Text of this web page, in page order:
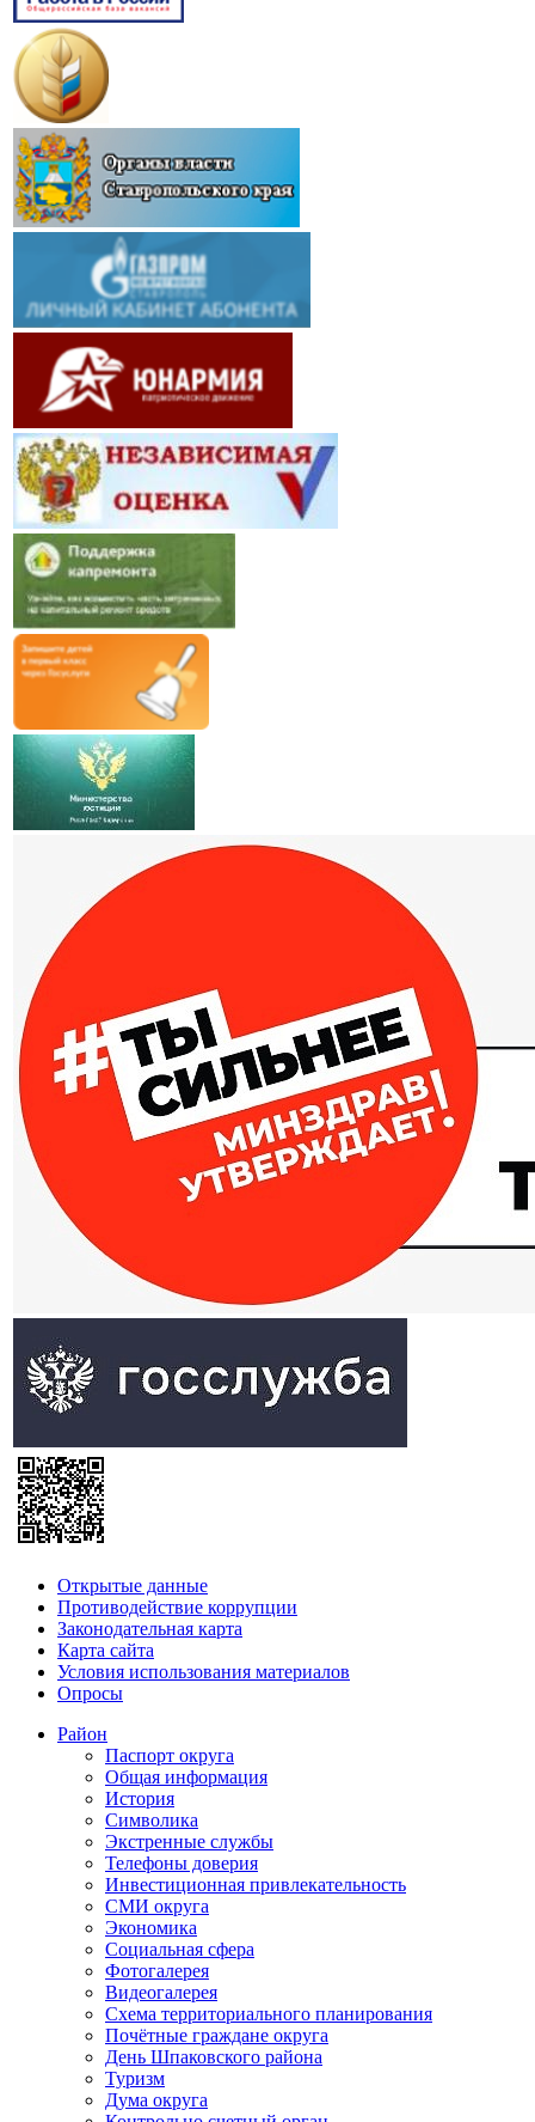
Открытые данные
Противодействие коррупции
Законодательная карта
Карта сайта
Условия использования материалов
Опросы
Район
Паспорт округа
Общая информация
История
Символика
Экстренные службы
Телефоны доверия
Инвестиционная привлекательность
СМИ округа
Экономика
Социальная сфера
Фотогалерея
Видеогалерея
Схема территориального планирования
Почётные граждане округа
День Шпаковского района
Туризм
Дума округа